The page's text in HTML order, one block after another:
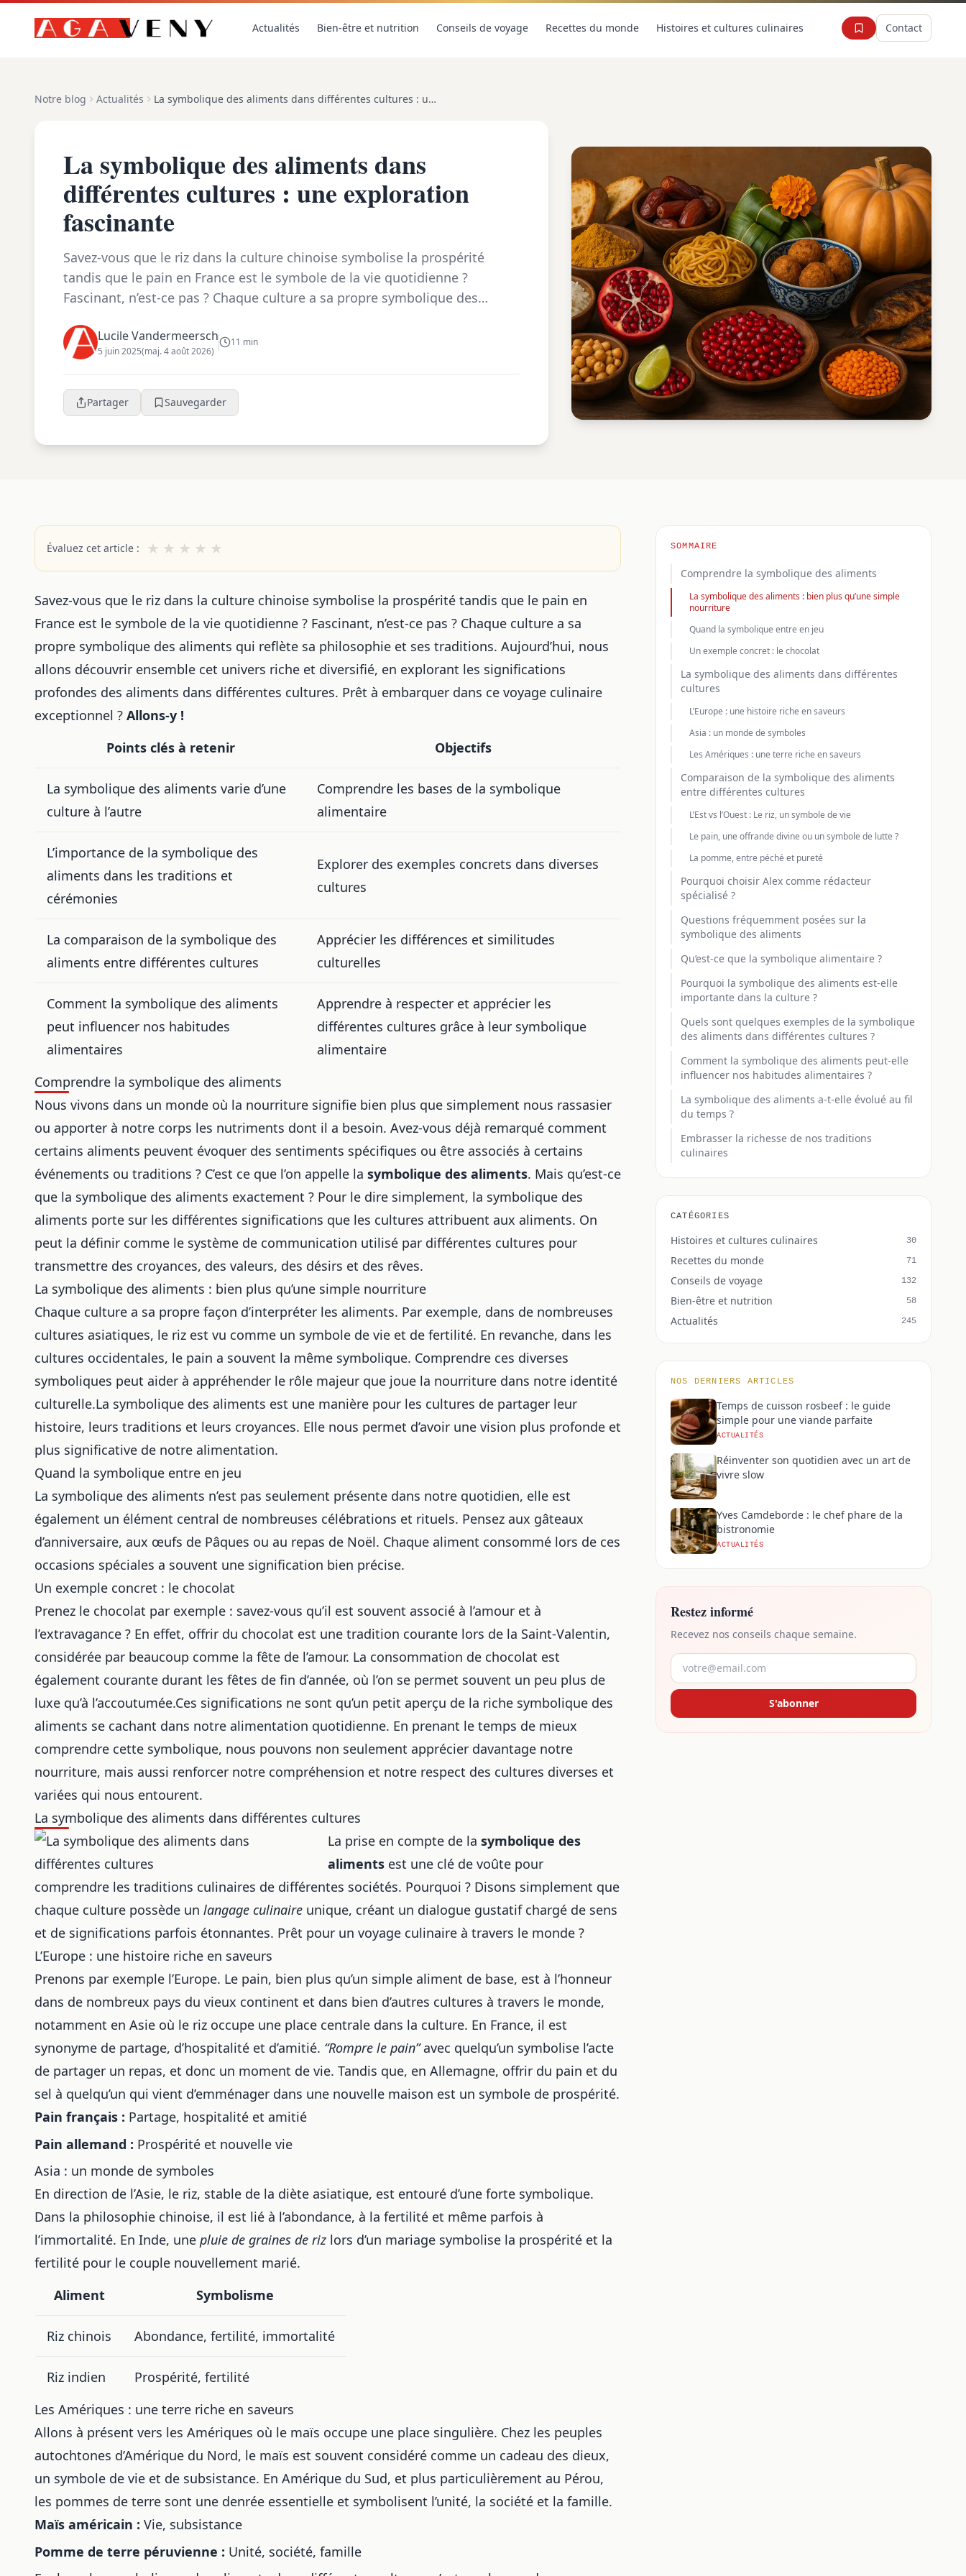
Actualités Bien-être et nutrition Conseils de voyage Recettes du monde Histoires et cultures culinaires Contact
Notre blog Actualités La symbolique des aliments dans différentes cultures : une exploration fascinante
La symbolique des aliments dans
différentes cultures : une exploration
fascinante
Savez-vous que le riz dans la culture chinoise symbolise la prospérité
tandis que le pain en France est le symbole de la vie quotidienne ?
Fascinant, n’est-ce pas ? Chaque culture a sa propre symbolique des
Lucile Vandermeersch
5 juin 2025(maj. 4 août 2026)
11 min
Partager Sauvegarder
Évaluez cet article : ★ ★ ★ ★ ★
Savez-vous que le riz dans la culture chinoise symbolise la prospérité tandis que le pain en
France est le symbole de la vie quotidienne ? Fascinant, n’est-ce pas ? Chaque culture a sa
propre symbolique des aliments qui reflète sa philosophie et ses traditions. Aujourd’hui, nous
allons découvrir ensemble cet univers riche et diversifié, en explorant les significations
profondes des aliments dans différentes cultures. Prêt à embarquer dans ce voyage culinaire
exceptionnel ? Allons-y !
Points clés à retenir
Objectifs
La symbolique des aliments varie d’une
culture à l’autre
Comprendre les bases de la symbolique
alimentaire
L’importance de la symbolique des
aliments dans les traditions et
cérémonies
Explorer des exemples concrets dans diverses
cultures
La comparaison de la symbolique des
aliments entre différentes cultures
Apprécier les différences et similitudes
culturelles
Comment la symbolique des aliments
peut influencer nos habitudes
alimentaires
Apprendre à respecter et apprécier les
différentes cultures grâce à leur symbolique
alimentaire
Comprendre la symbolique des aliments
Nous vivons dans un monde où la nourriture signifie bien plus que simplement nous rassasier
ou apporter à notre corps les nutriments dont il a besoin. Avez-vous déjà remarqué comment
certains aliments peuvent évoquer des sentiments spécifiques ou être associés à certains
événements ou traditions ? C’est ce que l’on appelle la symbolique des aliments. Mais qu’est-ce
que la symbolique des aliments exactement ? Pour le dire simplement, la symbolique des
aliments porte sur les différentes significations que les cultures attribuent aux aliments. On
peut la définir comme le système de communication utilisé par différentes cultures pour
transmettre des croyances, des valeurs, des désirs et des rêves.
La symbolique des aliments : bien plus qu’une simple nourriture
Chaque culture a sa propre façon d’interpréter les aliments. Par exemple, dans de nombreuses
cultures asiatiques, le riz est vu comme un symbole de vie et de fertilité. En revanche, dans les
cultures occidentales, le pain a souvent la même symbolique. Comprendre ces diverses
symboliques peut aider à appréhender le rôle majeur que joue la nourriture dans notre identité
culturelle.La symbolique des aliments est une manière pour les cultures de partager leur
histoire, leurs traditions et leurs croyances. Elle nous permet d’avoir une vision plus profonde et
plus significative de notre alimentation.
Quand la symbolique entre en jeu
La symbolique des aliments n’est pas seulement présente dans notre quotidien, elle est
également un élément central de nombreuses célébrations et rituels. Pensez aux gâteaux
d’anniversaire, aux œufs de Pâques ou au repas de Noël. Chaque aliment consommé lors de ces
occasions spéciales a souvent une signification bien précise.
Un exemple concret : le chocolat
Prenez le chocolat par exemple : savez-vous qu’il est souvent associé à l’amour et à
l’extravagance ? En effet, offrir du chocolat est une tradition courante lors de la Saint-Valentin,
considérée par beaucoup comme la fête de l’amour. La consommation de chocolat est
également courante durant les fêtes de fin d’année, où l’on se permet souvent un peu plus de
luxe qu’à l’accoutumée.Ces significations ne sont qu’un petit aperçu de la riche symbolique des
aliments se cachant dans notre alimentation quotidienne. En prenant le temps de mieux
comprendre cette symbolique, nous pouvons non seulement apprécier davantage notre
nourriture, mais aussi renforcer notre compréhension et notre respect des cultures diverses et
variées qui nous entourent.
La symbolique des aliments dans différentes cultures
La prise en compte de la symbolique des
aliments est une clé de voûte pour
comprendre les traditions culinaires de différentes sociétés. Pourquoi ? Disons simplement que
chaque culture possède un langage culinaire unique, créant un dialogue gustatif chargé de sens
et de significations parfois étonnantes. Prêt pour un voyage culinaire à travers le monde ?
L’Europe : une histoire riche en saveurs
Prenons par exemple l’Europe. Le pain, bien plus qu’un simple aliment de base, est à l’honneur
dans de nombreux pays du vieux continent et dans bien d’autres cultures à travers le monde,
notamment en Asie où le riz occupe une place centrale dans la culture. En France, il est
synonyme de partage, d’hospitalité et d’amitié. “Rompre le pain”avec quelqu’un symbolise l’acte
de partager un repas, et donc un moment de vie. Tandis que, en Allemagne, offrir du pain et du
sel à quelqu’un qui vient d’emménager dans une nouvelle maison est un symbole de prospérité.
Pain français : Partage, hospitalité et amitié
Pain allemand : Prospérité et nouvelle vie
Asia : un monde de symboles
En direction de l’Asie, le riz, stable de la diète asiatique, est entouré d’une forte symbolique.
Dans la philosophie chinoise, il est lié à l’abondance, à la fertilité et même parfois à
l’immortalité. En Inde, une pluie de graines de riz lors d’un mariage symbolise la prospérité et la
fertilité pour le couple nouvellement marié.
Aliment
Symbolisme
Riz chinois Abondance, fertilité, immortalité
Riz indien
Prospérité, fertilité
Les Amériques : une terre riche en saveurs
Allons à présent vers les Amériques où le maïs occupe une place singulière. Chez les peuples
autochtones d’Amérique du Nord, le maïs est souvent considéré comme un cadeau des dieux,
un symbole de vie et de subsistance. En Amérique du Sud, et plus particulièrement au Pérou,
les pommes de terre sont une denrée essentielle et symbolisent l’unité, la société et la famille.
Maïs américain : Vie, subsistance
Pomme de terre péruvienne : Unité, société, famille
SOMMAIRE
Comprendre la symbolique des aliments
La symbolique des aliments : bien plus qu’une simple
nourriture
Quand la symbolique entre en jeu
Un exemple concret : le chocolat
La symbolique des aliments dans différentes
cultures
L’Europe : une histoire riche en saveurs
Asia : un monde de symboles
Les Amériques : une terre riche en saveurs
Comparaison de la symbolique des aliments
entre différentes cultures
L’Est vs l’Ouest : Le riz, un symbole de vie
Le pain, une offrande divine ou un symbole de lutte ?
La pomme, entre péché et pureté
Pourquoi choisir Alex comme rédacteur
spécialisé ?
Questions fréquemment posées sur la
symbolique des aliments
Qu’est-ce que la symbolique alimentaire ?
Pourquoi la symbolique des aliments est-elle
importante dans la culture ?
Quels sont quelques exemples de la symbolique
des aliments dans différentes cultures ?
Comment la symbolique des aliments peut-elle
influencer nos habitudes alimentaires ?
La symbolique des aliments a-t-elle évolué au fil
du temps ?
Embrasser la richesse de nos traditions
culinaires
CATÉGORIES
Histoires et cultures culinaires 30
Recettes du monde 71
Conseils de voyage 132
Bien-être et nutrition 58
Actualités 245
NOS DERNIERS ARTICLES
Temps de cuisson rosbeef : le guide
simple pour une viande parfaite
ACTUALITÉS
Réinventer son quotidien avec un art de
vivre slow
Yves Camdeborde : le chef phare de la
bistronomie
ACTUALITÉS
Restez informé
Recevez nos conseils chaque semaine.
S'abonner